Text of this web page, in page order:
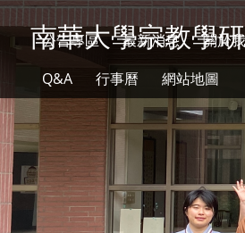
南華大學宗教學
公告專區 最新消息 關於
Q&A
行事曆 網站地圖